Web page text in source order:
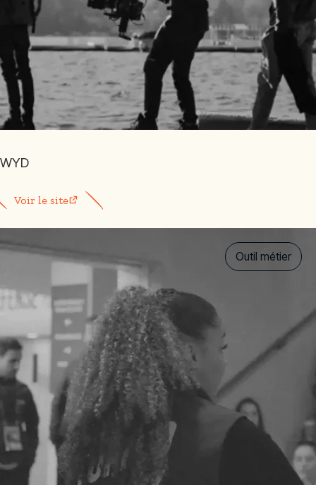
WYD
Voir le site
Outil métier